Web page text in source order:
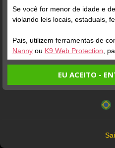
Verifique sua conta
Este website utiliza cookies e
Política de
você concorda com estes
Se você for menor de idade e
violando leis locais, estaduais,
Pais, utilizem ferramentas de
Nanny ou K9 Web Protection,
veem.
fatos:
Tenho ao menos 18
EU ACEITO -